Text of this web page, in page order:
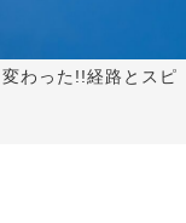
わった!!経路とスピ